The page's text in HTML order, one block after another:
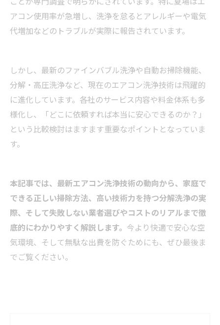
アコン使用率が急増し、洗浄を怠るとアレルギーや電気
代増加などのトラブルが実際に報告されています。
しかし、最新のファインバブル洗浄や自動お掃除機能、
分解・高圧洗浄など、現在のエアコン洗浄技術は飛躍的
に進化しています。各社のサービス内容や料金体系も多
様化し、「どこに依頼すれば本当に安心できるのか？」
という比較検討はますます重要なポイントとなっていま
す。
本記事では、最新エアコン洗浄技術の動向から、家庭で
できる正しい掃除方法、高い技術力を持つ分解洗浄の実
際、そして失敗しない業者選びやコストのリアルまで徹
底的にわかりやすく解説します。 今より快適で安心な空
気環境、そして無駄な出費を防ぐためにも、ぜひ最後ま
でご覧ください。